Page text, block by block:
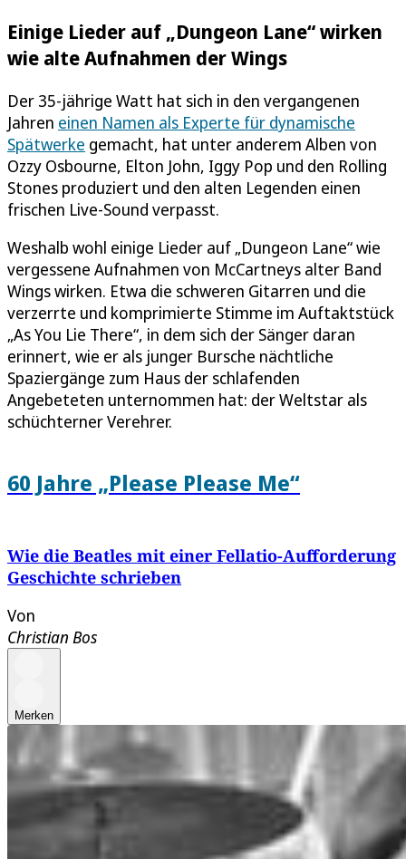
Einige Lieder auf „Dungeon Lane“ wirken
wie alte Aufnahmen der Wings
Der 35-jährige Watt hat sich in den vergangenen
Jahren einen Namen als Experte für dynamische
Spätwerke gemacht, hat unter anderem Alben von
Ozzy Osbourne, Elton John, Iggy Pop und den Rolling
Stones produziert und den alten Legenden einen
frischen Live-Sound verpasst.
Weshalb wohl einige Lieder auf „Dungeon Lane“ wie
vergessene Aufnahmen von McCartneys alter Band
Wings wirken. Etwa die schweren Gitarren und die
verzerrte und komprimierte Stimme im Auftaktstück
„As You Lie There“, in dem sich der Sänger daran
erinnert, wie er als junger Bursche nächtliche
Spaziergänge zum Haus der schlafenden
Angebeteten unternommen hat: der Weltstar als
schüchterner Verehrer.
60 Jahre „Please Please Me“
Wie die Beatles mit einer Fellatio-Aufforderung
Geschichte schrieben
Von
Christian Bos
Merken